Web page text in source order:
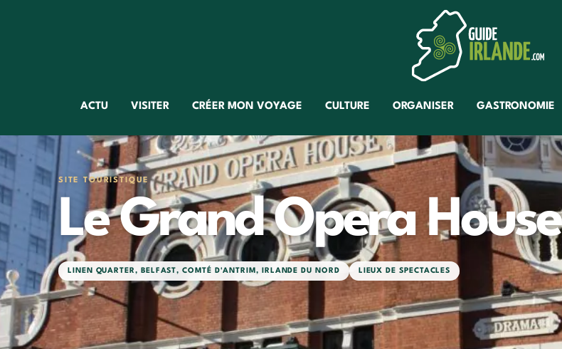
ACTU VISITER CRÉER MON VOYAGE CULTURE ORGANISER GASTRONOMIE
SITE TOURISTIQUE
Le Grand Opera House
LINEN QUARTER, BELFAST,COMTÉ D'ANTRIM, IRLANDE DU NORD LIEUX DE SPECTACLES